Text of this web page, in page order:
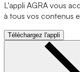
L'appli AGRA vous
à tous vos contenus
Téléchargez l'appli